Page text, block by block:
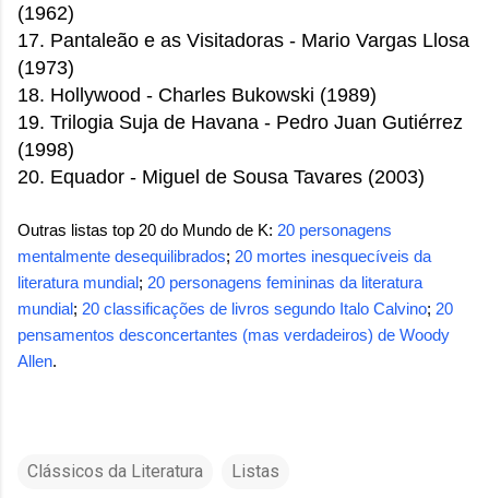
(1962)
17. Pantaleão e as Visitadoras - Mario Vargas Llosa
(1973)
18. Hollywood - Charles Bukowski (1989)
19. Trilogia Suja de Havana - Pedro Juan Gutiérrez
(1998)
20. Equador - Miguel de Sousa Tavares (2003)
Outras listas top 20 do Mundo de K: 20 personagens
mentalmente desequilibrados; 20 mortes inesquecíveis da
literatura mundial; 20 personagens femininas da literatura
mundial; 20 classificações de livros segundo Italo Calvino; 20
pensamentos desconcertantes (mas verdadeiros) de Woody
Allen.
Clássicos da Literatura Listas